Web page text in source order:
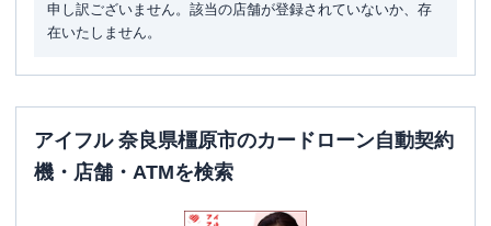
申し訳ございません。該当の店舗が登録されていないか、存
在いたしません。
アイフル 奈良県橿原市のカードローン自動契約
機・店舗・ATMを検索